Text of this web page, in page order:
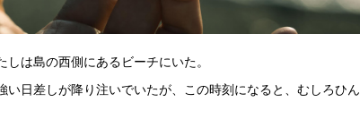
は島の西側にあるビーチにいた。
い日差しが降り注いでいたが、この時刻になると、むしろひん